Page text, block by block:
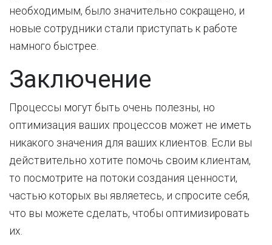
необходимым, было значительно сокращено, и
новые сотрудники стали приступать к работе
намного быстрее.
Заключение
Процессы могут быть очень полезны, но
оптимизация ваших процессов может не иметь
никакого значения для ваших клиентов. Если вы
действительно хотите помочь своим клиентам,
то посмотрите на потоки создания ценности,
частью которых вы являетесь, и спросите себя,
что вы можете сделать, чтобы оптимизировать
их.